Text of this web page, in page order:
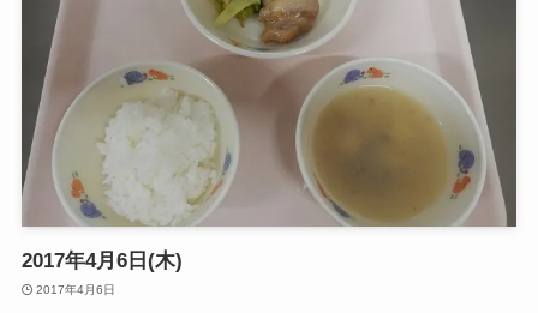
2017年4月6日(木)
2017年4月6日